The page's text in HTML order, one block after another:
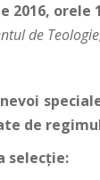
2016, orele
de Teologie;
de
selecţie: